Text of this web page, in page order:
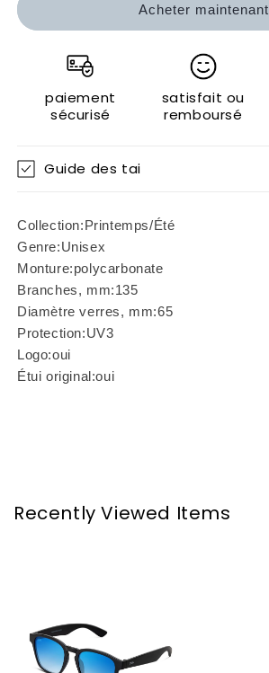
soleil
de
soleil
Acheter maintenant
paiement
sécurisé
satisfait ou
remboursé
Guide des tai
Collection:Printemps/Été
Genre:Unisex
Monture:polycarbonate
Branches, mm:135
Diamètre verres, mm:65
Protection:UV3
Logo:oui
Étui original:oui
Recently Viewed Items